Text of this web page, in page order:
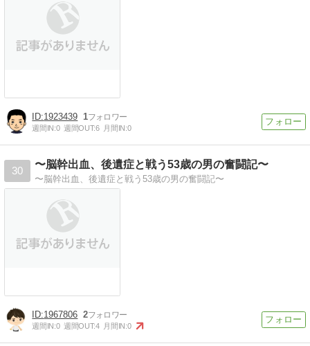
1923439 1
週間IN:0 週間OUT:6 月間IN:0
30
〜脳幹出血、後遺症と戦う53歳の男の奮闘記〜
〜脳幹出血、後遺症と戦う53歳の男の奮闘記〜
1967806 2
週間IN:0 週間OUT:4 月間IN:0